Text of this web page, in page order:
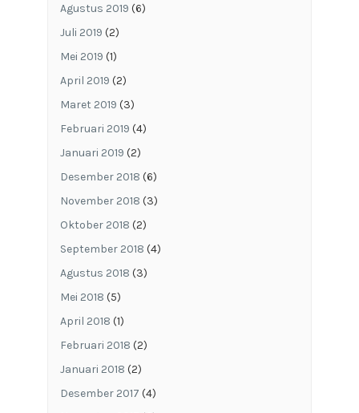
Agustus 2019 (6)
Juli 2019 (2)
Mei 2019 (1)
April 2019 (2)
Maret 2019 (3)
Februari 2019 (4)
Januari 2019 (2)
Desember 2018 (6)
November 2018 (3)
Oktober 2018 (2)
September 2018 (4)
Agustus 2018 (3)
Mei 2018 (5)
April 2018 (1)
Februari 2018 (2)
Januari 2018 (2)
Desember 2017 (4)